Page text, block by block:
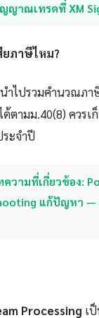
ญาณเทรดที่ XM
ยภาษีไหม?
นำไปรวมคำนวณภ
ด้ตามม.40(8) ควร
ะจำปี
วามที่เกี่ยวข้อง:
แก้ปัญหา
Processing เ